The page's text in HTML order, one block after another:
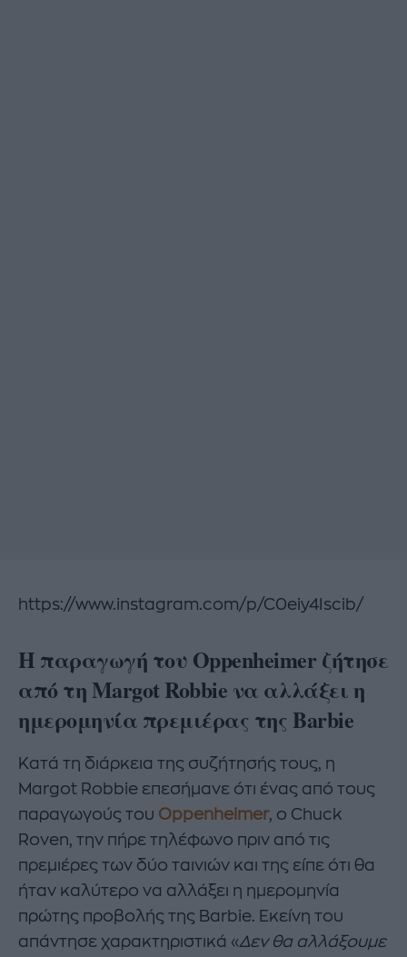
https://www.instagram.com/p/C0eiy4Iscib/
Η παραγωγή του Oppenheimer ζήτησε
από τη Margot Robbie να αλλάξει η
ημερομηνία πρεμιέρας της Barbie
Κατά τη διάρκεια της συζήτησής τους, η
Margot Robbie επεσήμανε ότι ένας από τους
παραγωγούς του Oppenheimer, ο Chuck
Roven, την πήρε τηλέφωνο πριν από τις
πρεμιέρες των δύο ταινιών και της είπε ότι θα
ήταν καλύτερο να αλλάξει η ημερομηνία
πρώτης προβολής της Barbie. Εκείνη του
απάντησε χαρακτηριστικά «Δεν θα αλλάξουμε